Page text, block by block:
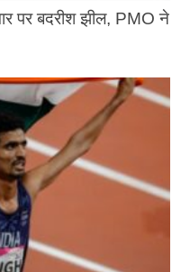
बदरीश झील, PMO ने